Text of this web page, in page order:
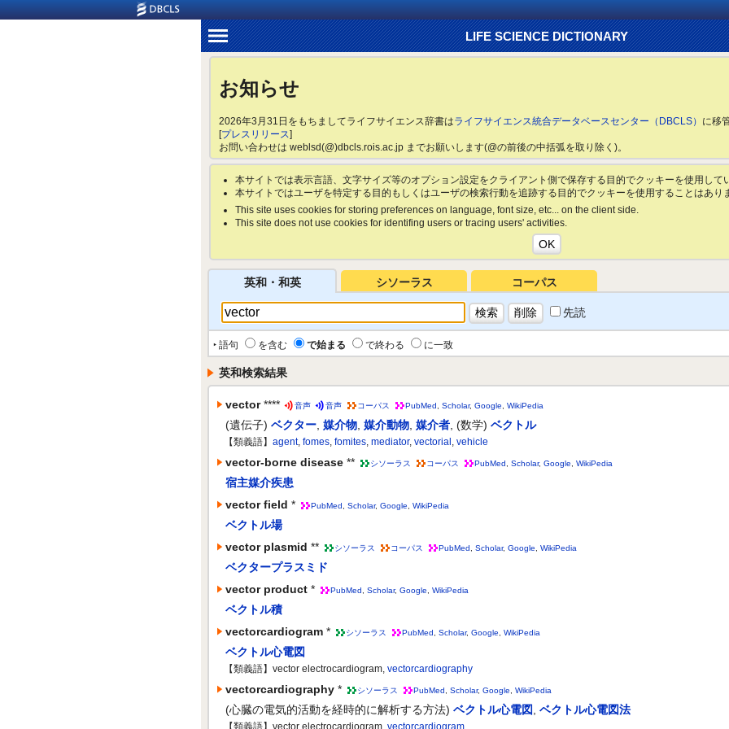
LIFE SCIENCE DICTIONARY
お知らせ
2026年3月31日をもちましてライフサイエンス辞書はライフサイエンス統合データベースセンター（DBCLS） に移
[プレスリリース]
お問い合わせは weblsd(@)dbcls.rois.ac.jp までお願いします(@の前後の中括弧を取り除く)。
本サイトでは表示言語、文字サイズ等のオプション設定をクライアント側で保存する目的でクッキーを使用して
本サイトではユーザを特定する目的もしくはユーザの検索行動を追跡する目的でクッキーを使用することはあり
This site uses cookies for storing preferences on language, font size, etc... on the client side.
This site does not use cookies for identifing users or tracing users' activities.
英和・和英 シソーラス コーパス
先読
‣ 語句 を含む で始まる で終わる
に一致
英和検索結果
vector **** 音声 音声 コーパス PubMed Scholar, Google WikiPedia
(遺伝子) ベクター 媒介物 媒介動物 媒介者 (数学) ベクトル
【類義語】 agent, fomes, fomites, mediator, vectorial , vehicle
vector-borne disease ** シソーラス コーパス PubMed Scholar, Google WikiPedia
宿主媒介疾患
vector field * PubMed Scholar, Google WikiPedia
ベクトル場
vector plasmid ** シソーラス コーパス PubMed Scholar, Google WikiPedia
ベクタープラスミド
vector product * PubMed Scholar, Google WikiPedia
ベクトル積
vectorcardiogram * シソーラス PubMed Scholar, Google WikiPedia
ベクトル心電図
【類義語】vector electrocardiogram, vectorcardiography
vectorcardiography * シソーラス PubMed Scholar, Google WikiPedia
(心臓の電気的活動を経時的に解析する方法) ベクトル心電図 ベクトル心電図法
【類義語】vector electrocardiogram, vectorcardiogram